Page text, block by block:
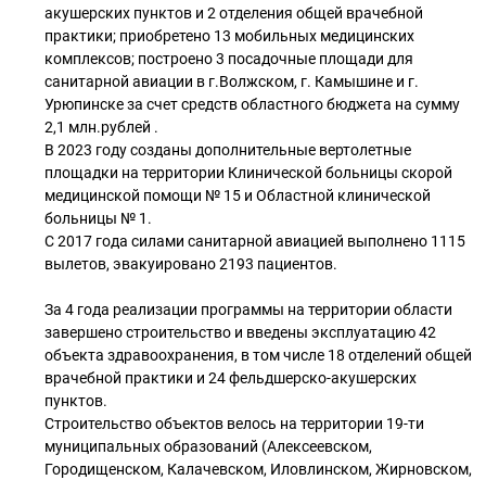
акушерских пунктов и 2 отделения общей врачебной
практики; приобретено 13 мобильных медицинских
комплексов; построено 3 посадочные площади для
санитарной авиации в г.Волжском, г. Камышине и г.
Урюпинске за счет средств областного бюджета на сумму
2,1 млн.рублей .
В 2023 году созданы дополнительные вертолетные
площадки на территории Клинической больницы скорой
медицинской помощи № 15 и Областной клинической
больницы № 1.
С 2017 года силами санитарной авиацией выполнено 1115
вылетов, эвакуировано 2193 пациентов.
За 4 года реализации программы на территории области
завершено строительство и введены эксплуатацию 42
объекта здравоохранения, в том числе 18 отделений общей
врачебной практики и 24 фельдшерско-акушерских
пунктов.
Строительство объектов велось на территории 19-ти
муниципальных образований (Алексеевском,
Городищенском, Калачевском, Иловлинском, Жирновском,